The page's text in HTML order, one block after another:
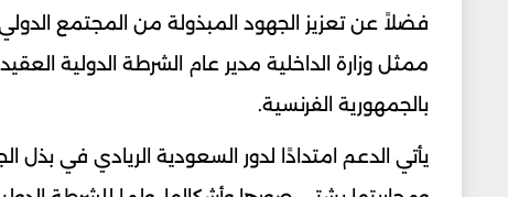
فضلاً عن تعزيز الجهود المبذولة من المجتمع
ممثل وزارة الداخلية مدير عام الشرطة الدولية
بالجمهورية الفرنسية.
يأتي الدعم امتدادًا لدور السعودية الريادي في بذل